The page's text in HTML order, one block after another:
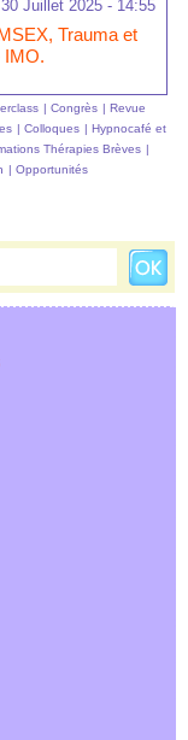
Juillet 2025 - 14:55
Trauma et
IMO.
| Congrès | Revue
| Colloques | Hypnocafé et
Thérapies Brèves |
| Opportunités